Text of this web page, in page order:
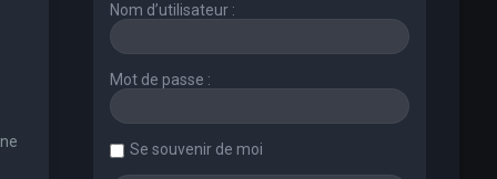
Nom d’utilisateur :
Mot de passe :
Se souvenir de moi